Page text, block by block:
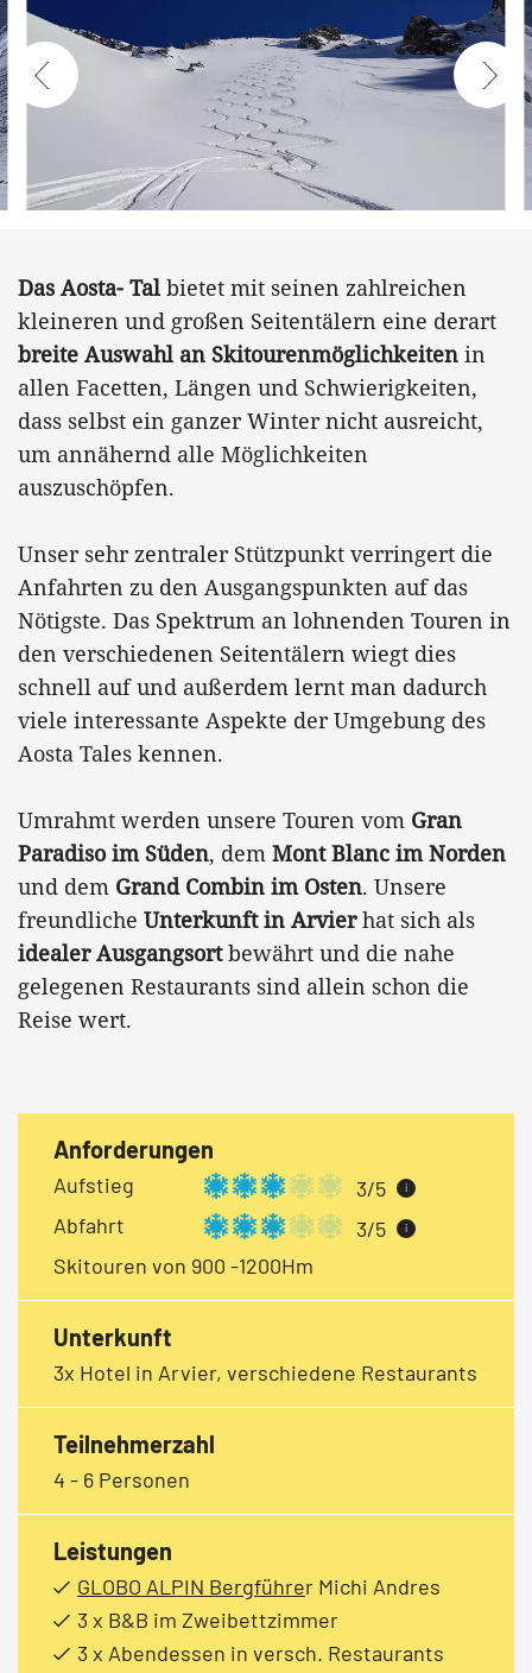
Das Aosta- Tal bietet mit seinen zahlreichen
kleineren und großen Seitentälern eine derart
breite Auswahl an Skitourenmöglichkeiten in
allen Facetten, Längen und Schwierigkeiten,
dass selbst ein ganzer Winter nicht ausreicht,
um annähernd alle Möglichkeiten
auszuschöpfen.
Unser sehr zentraler Stützpunkt verringert die
Anfahrten zu den Ausgangspunkten auf das
Nötigste. Das Spektrum an lohnenden Touren in
den verschiedenen Seitentälern wiegt dies
schnell auf und außerdem lernt man dadurch
viele interessante Aspekte der Umgebung des
Aosta Tales kennen.
Umrahmt werden unsere Touren vom Gran
Paradiso im Süden, dem Mont Blanc im Norden
und dem Grand Combin im Osten. Unsere
freundliche Unterkunft in Arvierhat sich als
idealer Ausgangsortbewährt und die nahe
gelegenen Restaurants sind allein schon die
Reise wert.
Anforderungen
Aufstieg 3/5 i
Abfahrt 3/5 i
Skitouren von 900 -1200Hm
Unterkunft
3x Hotel in Arvier, verschiedene Restaurants
Teilnehmerzahl
4 - 6 Personen
Leistungen
GLOBO ALPIN Bergführer Michi Andres
3 x B&B im Zweibettzimmer
3 x Abendessen in versch. Restaurants